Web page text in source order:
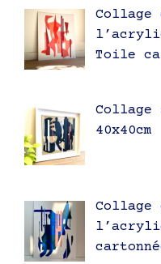
Collage
Toile
40x40cm
Collage